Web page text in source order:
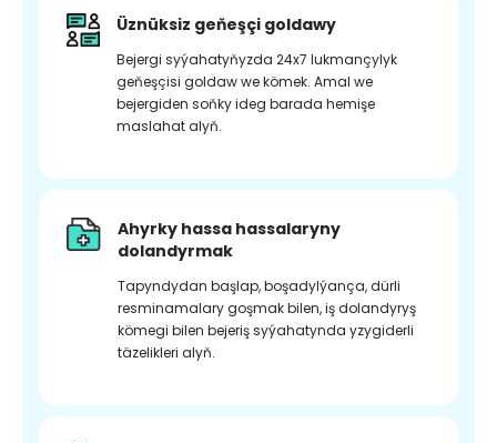
Üznüksiz geňeşçi goldawy
Bejergi syýahatyňyzda 24x7 lukmançylyk
geňeşçisi goldaw we kömek. Amal we
bejergiden soňky ideg barada hemişe
maslahat alyň.
Ahyrky hassa hassalaryny
dolandyrmak
Tapyndydan başlap, boşadylýança, dürli
resminamalary goşmak bilen, iş dolandyryş
kömegi bilen bejeriş syýahatynda yzygiderli
täzelikleri alyň.